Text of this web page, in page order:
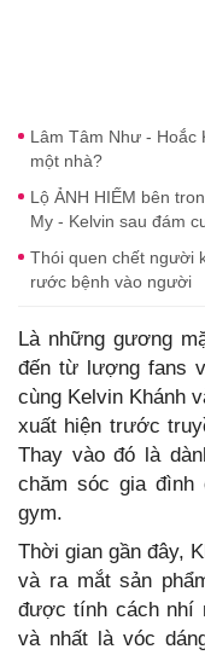
Lâm Tâm Như - Hoắc
một nhà?
Lộ ẢNH HIẾM bên
My - Kelvin sau đám
Thói quen chết người
rước bệnh vào người
Là những gương
đến từ lượng fans
cùng Kelvin Khánh
xuất hiện trước
Thay vào đó là
chăm sóc gia đình
gym.
Thời gian gần đây,
và ra mắt sản
được tính cách nhí
và nhất là vóc